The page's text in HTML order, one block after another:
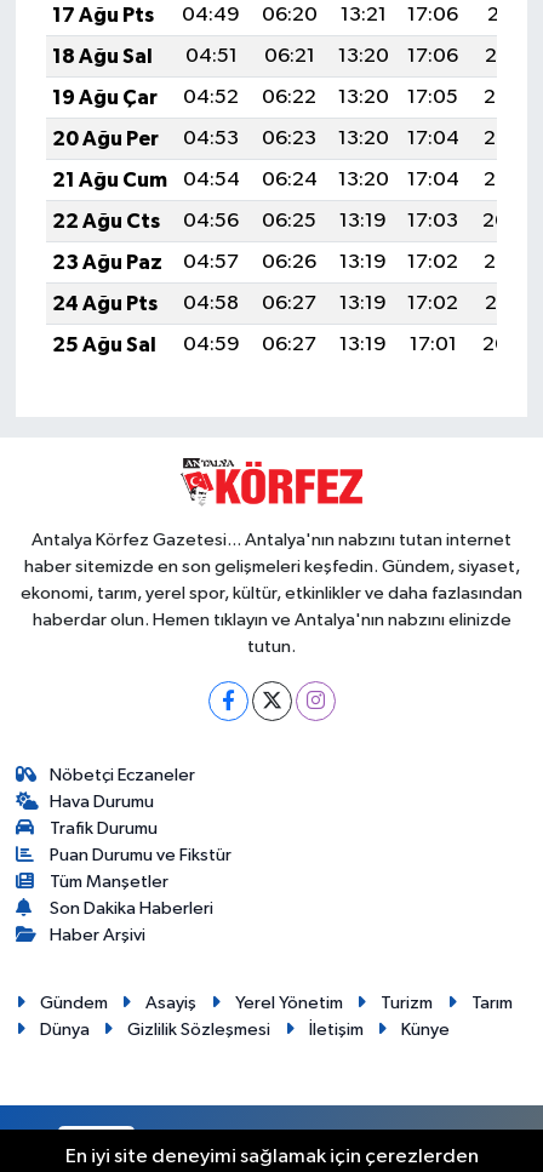
17 Ağu Pts
04:49 06:20 13:21 17:06
20:11
18 Ağu Sal
04:51 06:21 13:20 17:06
20:10
19 Ağu Çar
04:52 06:22 13:20 17:05
20:08
20 Ağu Per
04:53 06:23 13:20 17:04
20:07
21 Ağu Cum
04:54 06:24 13:20 17:04
20:06
22 Ağu Cts
04:56 06:25 13:19 17:03
20:04
23 Ağu Paz
04:57 06:26 13:19 17:02
20:03
24 Ağu Pts
04:58 06:27 13:19 17:02
20:01
25 Ağu Sal
04:59 06:27 13:19 17:01 20:00
Antalya Körfez Gazetesi... Antalya'nın nabzını tutan internet
haber sitemizde en son gelişmeleri keşfedin. Gündem, siyaset,
ekonomi, tarım, yerel spor, kültür, etkinlikler ve daha fazlasından
haberdar olun. Hemen tıklayın ve Antalya'nın nabzını elinizde
tutun.
Nöbetçi Eczaneler
Hava Durumu
Trafik Durumu
Puan Durumu ve Fikstür
Tüm Manşetler
Son Dakika Haberleri
Haber Arşivi
Gündem Asayiş Yerel Yönetim Turizm
Tarım
Dünya
Gizlilik Sözleşmesi İletişim Künye
RSS Copyright © 2012. Her hakkı saklıdır.
En iyi site deneyimi sağlamak için çerezlerden